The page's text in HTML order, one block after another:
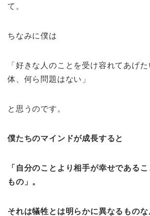
て。
ちなみに僕は
「好きな人のことを受け容れてあげ
体、何ら問題はない」
と思うのです。
僕たちのマインドが成長すると
「自分のことより相手が幸せであるこ
もの」。
それは犠牲とは明らかに異なるものな